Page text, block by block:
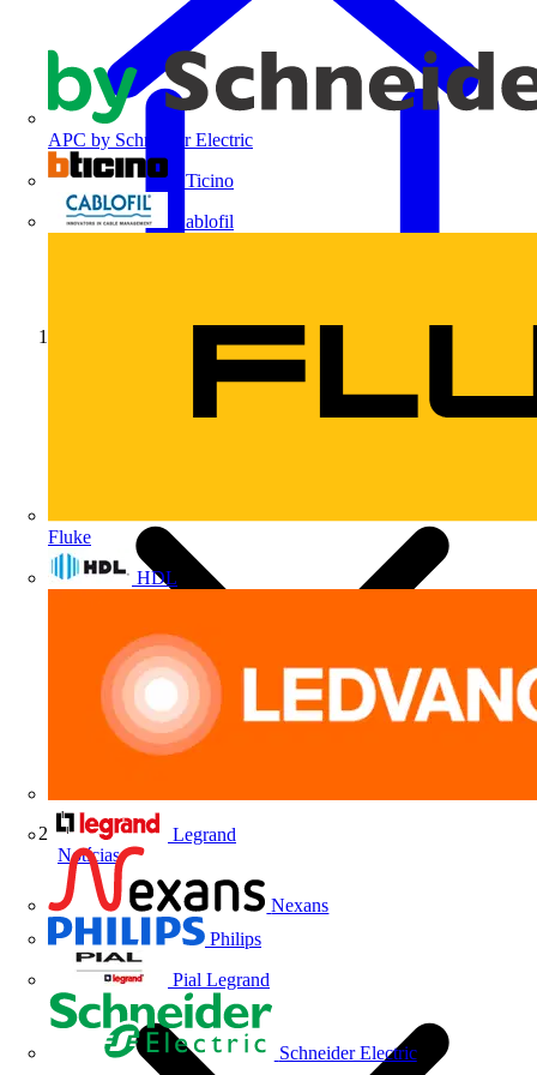
APC by Schneider Electric
BTicino
Cablofil
Fluke
HDL
Legrand
Nexans
Philips
Pial Legrand
Schneider Electric
Notícias